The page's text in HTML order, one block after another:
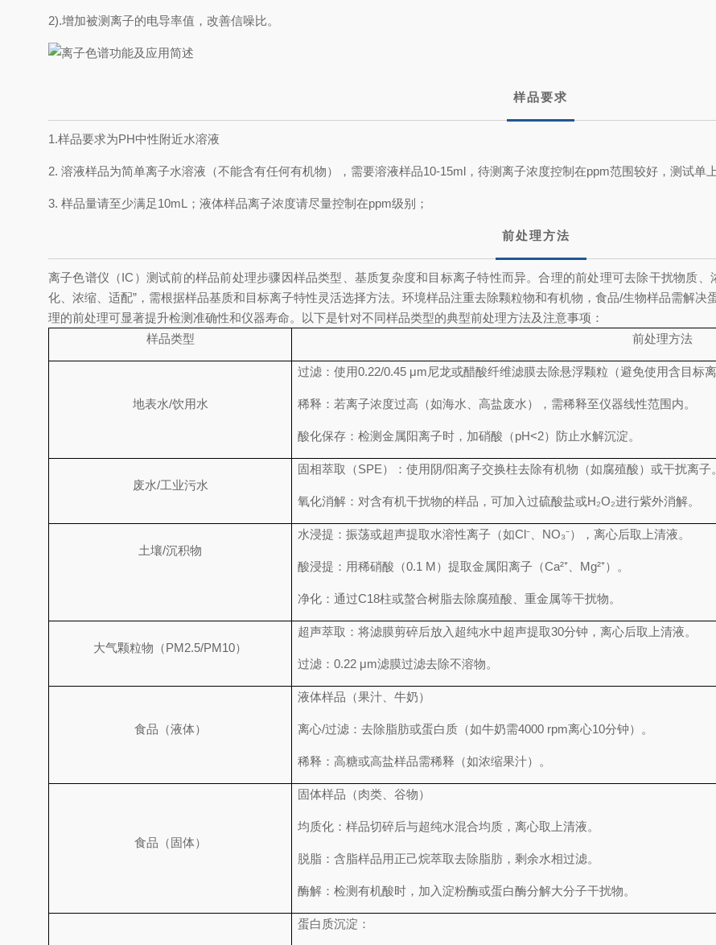
2).增加被测离子的电导率值，改善信噪比。
样品要求
1.样品要求为PH中性附近水溶液
2. 溶液样品为简单离子水溶液（不能含有任何有机物），需要溶液样品10-15ml，待测离子浓度控制在ppm范围较好，测试单
3. 样品量请至少满足10mL；液体样品离子浓度请尽量控制在ppm级别；
前处理方法
离子色谱仪（IC）测试前的样品前处理步骤因样品类型、基质复杂度和目标离子特性而异。合理的前处理可去除干扰物质
化、浓缩、适配”，需根据样品基质和目标离子特性灵活选择方法。环境样品注重去除颗粒物和有机物，食品/生物样品需解
理的前处理可显著提升检测准确性和仪器寿命。以下是针对不同样品类型的典型前处理方法及注意事项：
样品类型
前处理方法
地表水/饮用水
过滤：使用0.22/0.45 μm尼龙或醋酸纤维滤膜去除悬浮颗粒（避免使用含目标
稀释：若离子浓度过高（如海水、高盐废水），需稀释至仪器线性范围内。
酸化保存：检测金属阳离子时，加硝酸（pH<2）防止水解沉淀。
废水/工业污水
固相萃取（SPE）：使用阴/阳离子交换柱去除有机物（如腐殖酸）或干扰离子。
氧化消解：对含有机干扰物的样品，可加入过硫酸盐或H₂O₂进行紫外消解。
土壤/沉积物
水浸提：振荡或超声提取水溶性离子（如Cl⁻、NO₃⁻），离心后取上清液。
酸浸提：用稀硝酸（0.1 M）提取金属阳离子（Ca²⁺、Mg²⁺）。
净化：通过C18柱或螯合树脂去除腐殖酸、重金属等干扰物。
大气颗粒物（PM2.5/PM10）
超声萃取：将滤膜剪碎后放入超纯水中超声提取30分钟，离心后取上清液。
过滤：0.22 μm滤膜过滤去除不溶物。
食品（液体）
液体样品（果汁、牛奶）
离心/过滤：去除脂肪或蛋白质（如牛奶需4000 rpm离心10分钟）。
稀释：高糖或高盐样品需稀释（如浓缩果汁）。
食品（固体）
固体样品（肉类、谷物）
均质化：样品切碎后与超纯水混合均质，离心取上清液。
脱脂：含脂样品用正己烷萃取去除脂肪，剩余水相过滤。
酶解：检测有机酸时，加入淀粉酶或蛋白酶分解大分子干扰物。
蛋白质沉淀：